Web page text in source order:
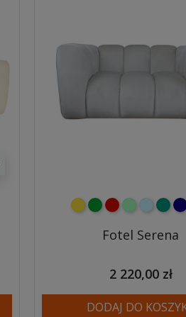
żółtyzielonyczerwony
miętowybłękitny
Fotel Serena
2 220,00 zł
DODAJ DO